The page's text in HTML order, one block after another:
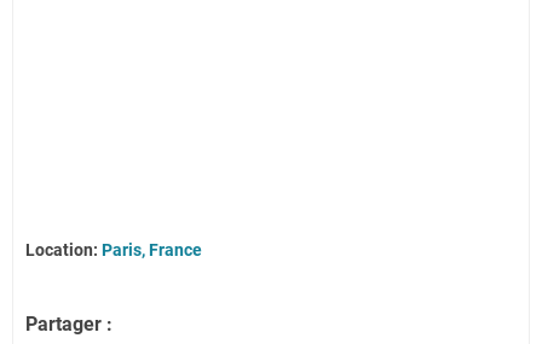
Location: Paris, France
Partager :